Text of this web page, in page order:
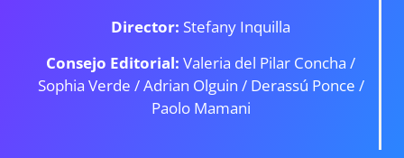
Director: Stefany Inquilla
Consejo Editorial: Valeria del Pilar Concha /
Sophia Verde /Adrian Olguin / Derassú Ponce /
Paolo Mamani